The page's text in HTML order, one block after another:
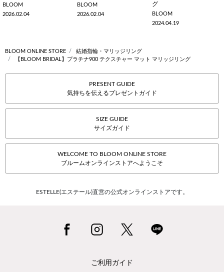
BLOOM
2026.02.04
BLOOM
2026.02.04
グ
BLOOM
2024.04.19
BLOOM ONLINE STORE
結婚指輪・マリッジリング
【BLOOM BRIDAL】プラチナ900 テクスチャー マット マリッジリング
PRESENT GUIDE
気持ちを伝えるプレゼントガイド
SIZE GUIDE
サイズガイド
WELCOME TO BLOOM ONLINE STORE
ブルームオンラインストアへようこそ
ESTELLE(エステール)直営の公式オンラインストアです。
ご利用ガイド